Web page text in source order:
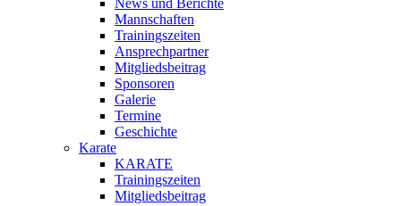
News und Berichte
Mannschaften
Trainingszeiten
Ansprechpartner
Mitgliedsbeitrag
Sponsoren
Galerie
Termine
Geschichte
Karate
KARATE
Trainingszeiten
Mitgliedsbeitrag